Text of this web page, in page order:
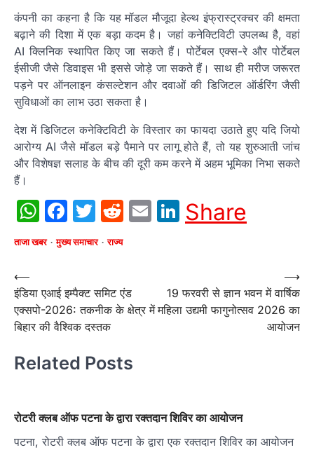
कंपनी का कहना है कि यह मॉडल मौजूदा हेल्थ इंफ्रास्ट्रक्चर की क्षमता
बढ़ाने की दिशा में एक बड़ा कदम है। जहां कनेक्टिविटी उपलब्ध है, वहां
AI क्लिनिक स्थापित किए जा सकते हैं। पोर्टेबल एक्स-रे और पोर्टेबल
ईसीजी जैसे डिवाइस भी इससे जोड़े जा सकते हैं। साथ ही मरीज जरूरत
पड़ने पर ऑनलाइन कंसल्टेशन और दवाओं की डिजिटल ऑर्डरिंग जैसी
सुविधाओं का लाभ उठा सकता है।
देश में डिजिटल कनेक्टिविटी के विस्तार का फायदा उठाते हुए यदि जियो
आरोग्य AI जैसे मॉडल बड़े पैमाने पर लागू होते हैं, तो यह शुरुआती जांच
और विशेषज्ञ सलाह के बीच की दूरी कम करने में अहम भूमिका निभा सकते
हैं।
WhatsApp
Facebook
Twitter
Reddit
EmailLinkedIn
Share
ताजा खबर मुख्य समाचार राज्य
Post
navigation
⟵
इंडिया एआई इम्पैक्ट समिट एंड
एक्सपो-2026: तकनीक के क्षेत्र में
बिहार की वैश्विक दस्तक
19 फरवरी से ज्ञान भवन में वार्षिक
महिला उद्यमी फागुनोत्सव 2026 का
आयोजन
⟶
Related Posts
रोटरी क्लब ऑफ पटना के द्वारा रक्तदान शिविर का आयोजन
पटना, रोटरी क्लब ऑफ पटना के द्वारा एक रक्तदान शिविर का आयोजन